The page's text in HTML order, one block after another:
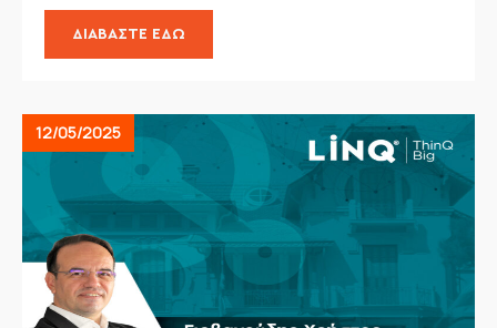
ΔΙΑΒΆΣΤΕ ΕΔΏ
12/05/2025